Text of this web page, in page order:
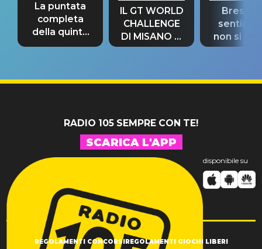
La puntata
completa
della quinta
tappa
IL GT WORLD
CHALLENGE
DI MISANO si
riconferma
Bresh:
non si
fino alla
RADIO 105 SEMPRE CON TE!
SCARICA L'APP
disponibile su
REGOLAMENTI CONCORSI REGOLAMENTI GIOCHI LIBERI